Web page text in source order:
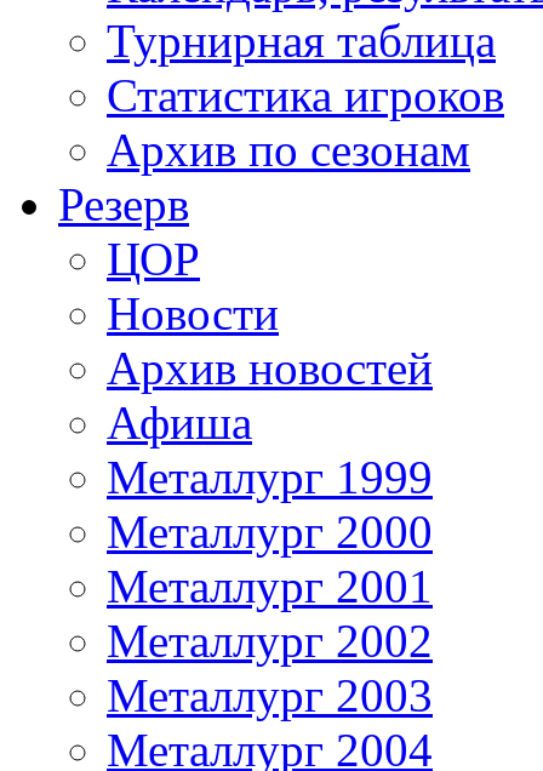
Турнирная таблица
Статистика игроков
Архив по сезонам
Резерв
ЦОР
Новости
Архив новостей
Афиша
Металлург 1999
Металлург 2000
Металлург 2001
Металлург 2002
Металлург 2003
Металлург 2004